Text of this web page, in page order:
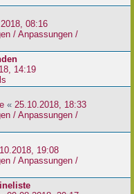
08:16
/ Anpassungen /
14:19
« 25.10.2018, 18:33
/ Anpassungen /
19:08
/ Anpassungen /